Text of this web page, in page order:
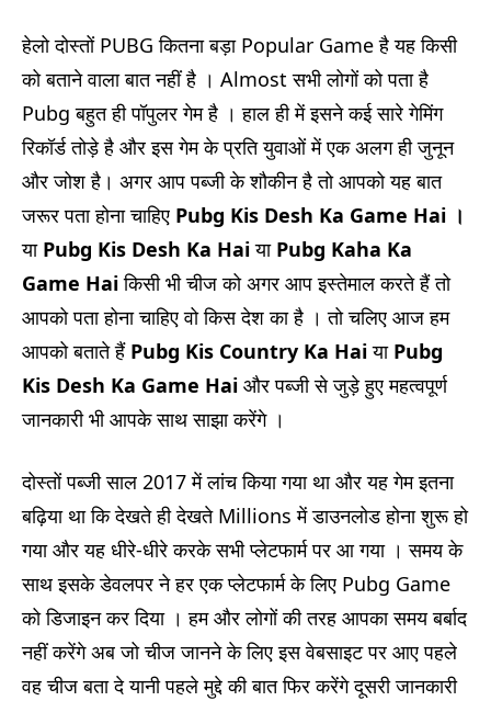
हेलो दोस्तों PUBG कितना बड़ा Popular Game है यह किसी
को बताने वाला बात नहीं है । Almost सभी लोगों को पता है
Pubg बहुत ही पॉपुलर गेम है । हाल ही में इसने कई सारे गेमिंग
रिकॉर्ड तोड़े है और इस गेम के प्रति युवाओं में एक अलग ही जुनून
और जोश है। अगर आप पब्जी के शौकीन है तो आपको यह बात
जरूर पता होना चाहिए Pubg Kis Desh Ka Game Hai ।
याPubg Kis Desh Ka HaiयाPubg Kaha Ka
Game Haiकिसी भी चीज को अगर आप इस्तेमाल करते हैं तो
आपको पता होना चाहिए वो किस देश का है ।तो चलिए आज हम
आपको बताते हैं Pubg Kis Country Ka Haiया Pubg
Kis Desh Ka Game Hai और पब्जी से जुड़े हुए महत्वपूर्ण
जानकारी भी आपके साथ साझा करेंगे ।
दोस्तों पब्जी साल 2017 में लांच किया गया था और यह गेम इतना
बढ़िया था कि देखते ही देखते Millions में डाउनलोड होना शुरू हो
गया और यह धीरे-धीरे करके सभी प्लेटफार्म पर आ गया । समय के
साथ इसके डेवलपर ने हर एक प्लेटफार्म के लिए Pubg Game
को डिजाइन कर दिया ।हम और लोगों की तरह आपका समय बर्बाद
नहीं करेंगे अब जो चीज जानने के लिए इस वेबसाइट पर आए पहले
वह चीज बता दे यानी पहले मुद्दे की बात फिर करेंगे दूसरी जानकारी